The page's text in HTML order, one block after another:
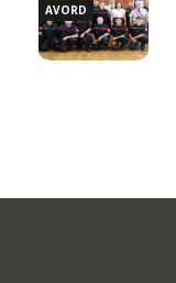
AVORD